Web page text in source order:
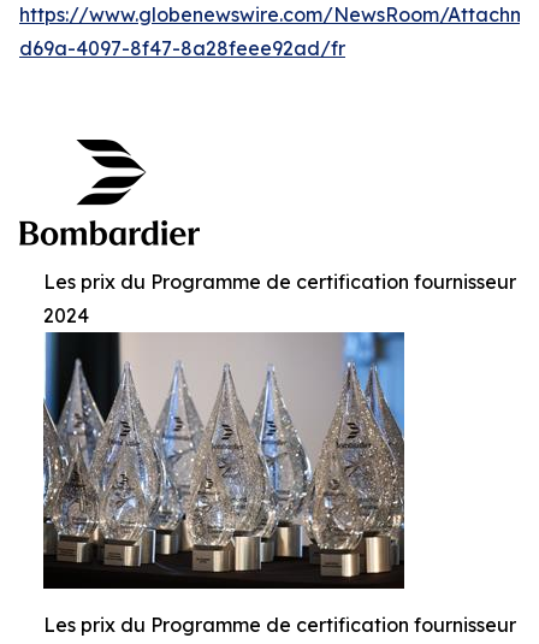
https://www.globenewswire.com/NewsRoom/
d69a-4097-8f47-8a28feee92ad/fr
Les prix du Programme de certification fournisseur
2024
Les prix du Programme de certification fournisseur